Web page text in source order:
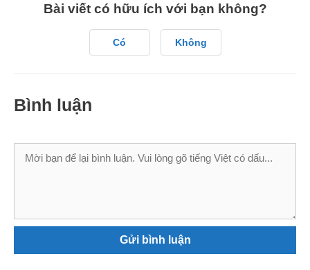
Bài viết có hữu ích với bạn không?
Có Không
Bình luận
Bình